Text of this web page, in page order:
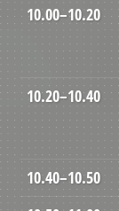
10.00–10.20
10.20–10.40
10.40–10.50